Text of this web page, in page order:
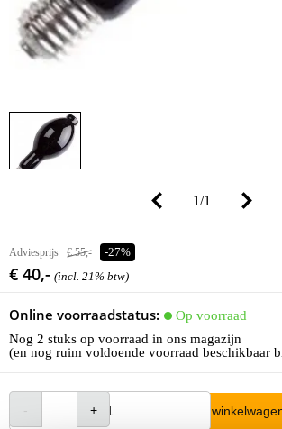
1/1
Adviesprijs € 55,- -27%
€ 40,- (incl. 21% btw)
Online voorraadstatus:
Op voorraad
Nog 2 stuks op voorraad in ons magazijn
(en nog ruim voldoende voorraad beschikbaar
In